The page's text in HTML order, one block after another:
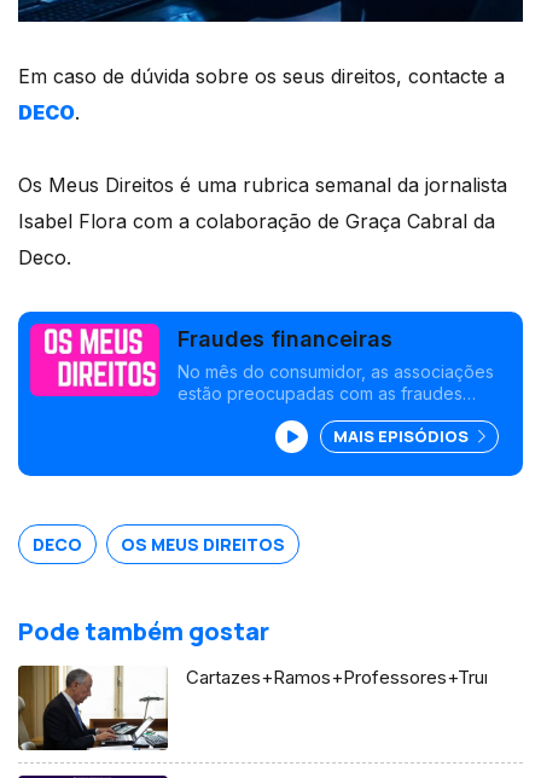
Em caso de dúvida sobre os seus direitos, contacte a
DECO.
Os Meus Direitos é uma rubrica semanal da jornalista
Isabel Flora com a colaboração de Graça Cabral da
Deco.
Fraudes financeiras
No mês do consumidor, as associações
estão preocupadas com as fraudes
MAIS EPISÓDIOS
DECO OS MEUS DIREITOS
Pode também gostar